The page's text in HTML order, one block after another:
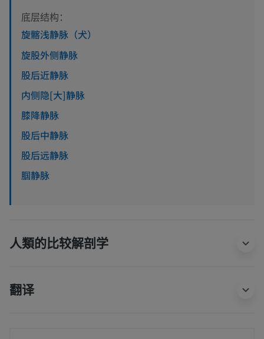
底层结构：
旋髂浅静脉（犬）
旋股外侧静脉
股后近静脉
内侧隐[大]静脉
膝降静脉
股后中静脉
股后远静脉
腘静脉
人類的比较解剖学
翻译